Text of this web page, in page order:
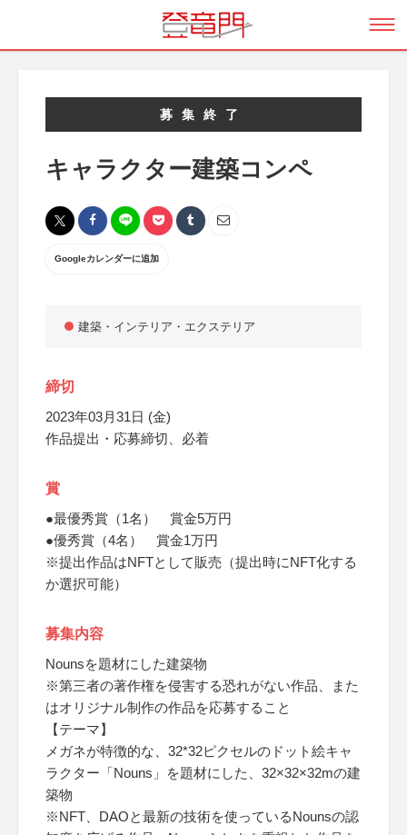
募集終了
キャラクター建築コンペ
Googleカレンダーに追加
建築・インテリア・エクステリア
締切
2023年03月31日 (金)
作品提出・応募締切、必着
賞
●最優秀賞（1名） 賞金5万円
●優秀賞（4名） 賞金1万円
※提出作品はNFTとして販売（提出時にNFT化する
か選択可能）
募集内容
Nounsを題材にした建築物
※第三者の著作権を侵害する恐れがない作品、また
はオリジナル制作の作品を応募すること
【テーマ】
メガネが特徴的な、32*32ピクセルのドット絵キャ
ラクター「Nouns」を題材にした、32×32×32mの建
築物
※NFT、DAOと最新の技術を使っているNounsの認